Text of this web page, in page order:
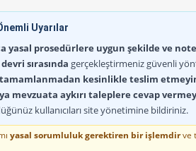
Uyarılar
yasal prosedürlere uygun şekilde ve
sırasında gerçekleştirmeniz güvenli
tamamlanmadan kesinlikle teslim
mevzuata aykırı taleplere cevap
kullanıcıları site yönetimine bildiriniz.
yasal sorumluluk gerektiren bir işlemdirve